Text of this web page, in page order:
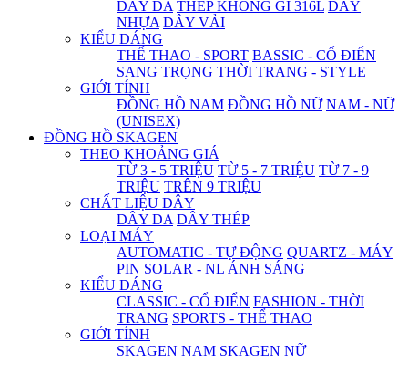
DÂY DA THÉP KHÔNG GỈ 316L DÂY
NHỰA DÂY VẢI
KIỂU DÁNG
THỂ THAO - SPORT BASSIC - CỔ ĐIỂN
SANG TRỌNG THỜI TRANG - STYLE
GIỚI TÍNH
ĐỒNG HỒ NAM ĐỒNG HỒ NỮ NAM - NỮ
(UNISEX)
ĐỒNG HỒ SKAGEN
THEO KHOẢNG GIÁ
TỪ 3 - 5 TRIỆU TỪ 5 - 7 TRIỆU TỪ 7 - 9
TRIỆU TRÊN 9 TRIỆU
CHẤT LIỆU DÂY
DÂY DA DÂY THÉP
LOẠI MÁY
AUTOMATIC - TỰ ĐỘNG QUARTZ - MÁY
PIN SOLAR - NL ÁNH SÁNG
KIỂU DÁNG
CLASSIC - CỔ ĐIỂN FASHION - THỜI
TRANG SPORTS - THỂ THAO
GIỚI TÍNH
SKAGEN NAM SKAGEN NỮ